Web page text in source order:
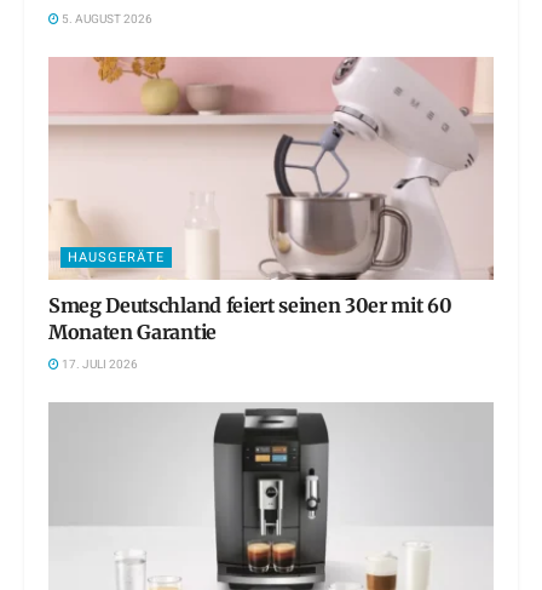
5. AUGUST 2026
HAUSGERÄTE
Smeg Deutschland feiert seinen 30er mit 60
Monaten Garantie
17. JULI 2026